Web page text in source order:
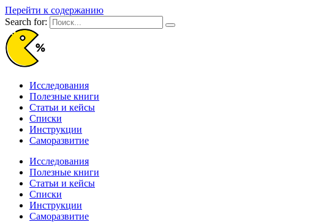
Перейти к содержанию
Search for:
Исследования
Полезные книги
Статьи и кейсы
Списки
Инструкции
Саморазвитие
Исследования
Полезные книги
Статьи и кейсы
Списки
Инструкции
Саморазвитие